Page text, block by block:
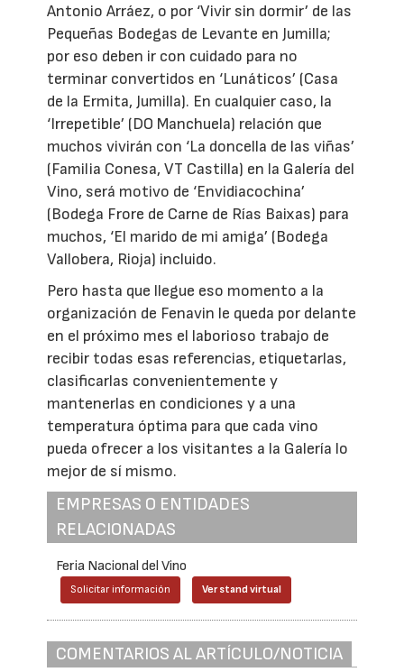
Antonio Arráez, o por ‘Vivir sin dormir’ de las
Pequeñas Bodegas de Levante en Jumilla;
por eso deben ir con cuidado para no
terminar convertidos en ‘Lunáticos’ (Casa
de la Ermita, Jumilla). En cualquier caso, la
‘Irrepetible’ (DO Manchuela) relación que
muchos vivirán con ‘La doncella de las viñas’
(Familia Conesa, VT Castilla) en la Galería del
Vino, será motivo de ‘Envidiacochina’
(Bodega Frore de Carne de Rías Baixas) para
muchos, ‘El marido de mi amiga’ (Bodega
Vallobera, Rioja) incluido.
Pero hasta que llegue eso momento a la
organización de Fenavin le queda por delante
en el próximo mes el laborioso trabajo de
recibir todas esas referencias, etiquetarlas,
clasificarlas convenientemente y
mantenerlas en condiciones y a una
temperatura óptima para que cada vino
pueda ofrecer a los visitantes a la Galería lo
mejor de sí mismo.
EMPRESAS O ENTIDADES
RELACIONADAS
Feria Nacional del Vino
Solicitar información Ver stand virtual
COMENTARIOS AL ARTÍCULO/NOTICIA